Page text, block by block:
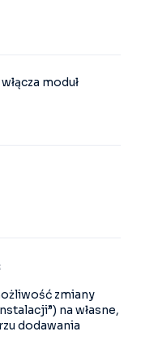
moduł
zmiany
na własne,
dodawania